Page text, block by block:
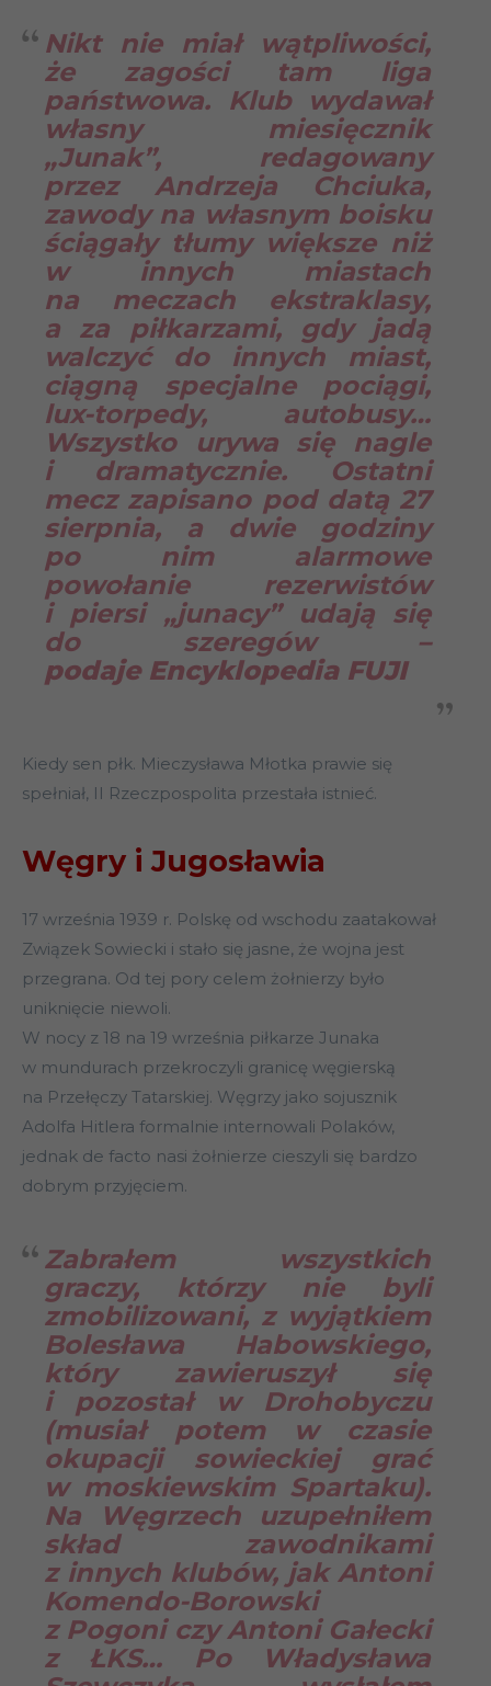
Nikt nie miał wątpliwości,
że zagości tam liga
państwowa. Klub wydawał
własny miesięcznik
„Junak”, redagowany
przez Andrzeja Chciuka,
zawody na własnym boisku
ściągały tłumy większe niż
w innych miastach
na meczach ekstraklasy,
a za piłkarzami, gdy jadą
walczyć do innych miast,
ciągną specjalne pociągi,
lux-torpedy, autobusy…
Wszystko urywa się nagle
i dramatycznie. Ostatni
mecz zapisano pod datą 27
sierpnia, a dwie godziny
po nim alarmowe
powołanie rezerwistów
i piersi „junacy” udają się
do szeregów –
podaje Encyklopedia FUJI
Kiedy sen płk. Mieczysława Młotka prawie się
spełniał, II Rzeczpospolita przestała istnieć.
Węgry i Jugosławia
17 września 1939 r. Polskę od wschodu zaatakował
Związek Sowiecki i stało się jasne, że wojna jest
przegrana. Od tej pory celem żołnierzy było
uniknięcie niewoli.
W nocy z 18 na 19 września piłkarze Junaka
w mundurach przekroczyli granicę węgierską
na Przełęczy Tatarskiej. Węgrzy jako sojusznik
Adolfa Hitlera formalnie internowali Polaków,
jednak de facto nasi żołnierze cieszyli się bardzo
dobrym przyjęciem.
Zabrałem wszystkich
graczy, którzy nie byli
zmobilizowani, z wyjątkiem
Bolesława Habowskiego,
który zawieruszył się
i pozostał w Drohobyczu
(musiał potem w czasie
okupacji sowieckiej grać
w moskiewskim Spartaku).
Na Węgrzech uzupełniłem
skład zawodnikami
z innych klubów, jak Antoni
Komendo-Borowski
z Pogoni czy Antoni Gałecki
z ŁKS… Po Władysława